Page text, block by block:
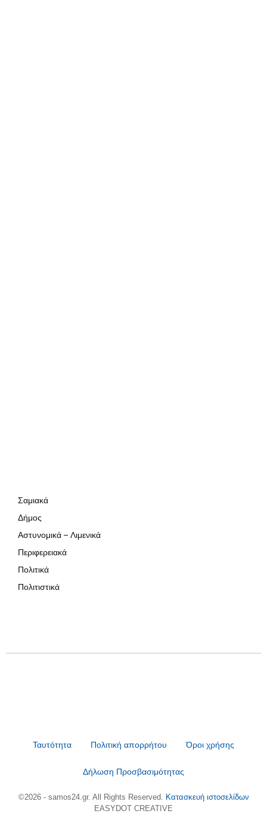
Σαμιακά
Δήμος
Αστυνομικά – Λιμενικά
Περιφερειακά
Πολιτικά
Πολιτιστικά
Ταυτότητα Πολιτική απορρήτου Όροι χρήσης
Δήλωση Προσβασιμότητας
©2026 - samos24.gr. All Rights Reserved.
Κατασκευή ιστοσελίδων
EASYDOT CREATIVE